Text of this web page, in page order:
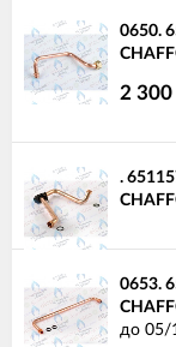
0650.
2 300
.
0653.
до 05/